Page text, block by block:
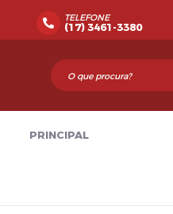
TELEFONE
(17) 3461-3380
PRINCIPAL